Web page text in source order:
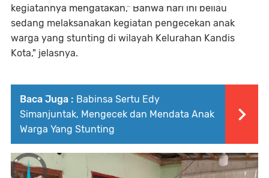
kegiatannya mengatakan," Bahwa hari ini beliau
sedang melaksanakan kegiatan pengecekan anak
warga yang stunting di wilayah Kelurahan Kandis
Kota," jelasnya.
Baca Juga : Babinsa Sertu Edy
Simanjuntak, Mengecek dan Mendata Anak
Warga Yang Stunting